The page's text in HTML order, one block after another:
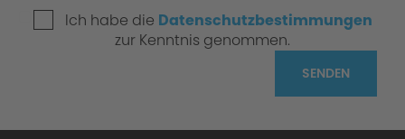
Ich habe die Datenschutzbestimmungen
zur Kenntnis genommen.
SENDEN